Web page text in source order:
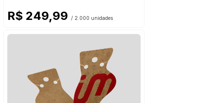
R$ 249,99 / 2.000 unidades